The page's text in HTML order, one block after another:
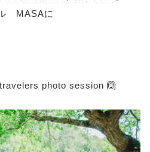
MASAに
photo session 🙆